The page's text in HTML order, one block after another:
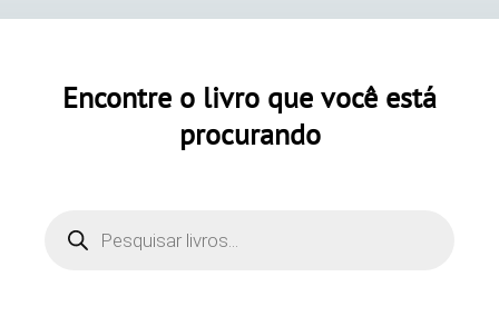
Encontre o livro que você está
procurando